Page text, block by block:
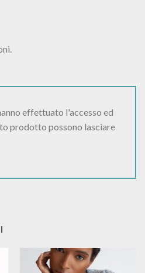
effettuato l'accesso ed
prodotto possono lasciare